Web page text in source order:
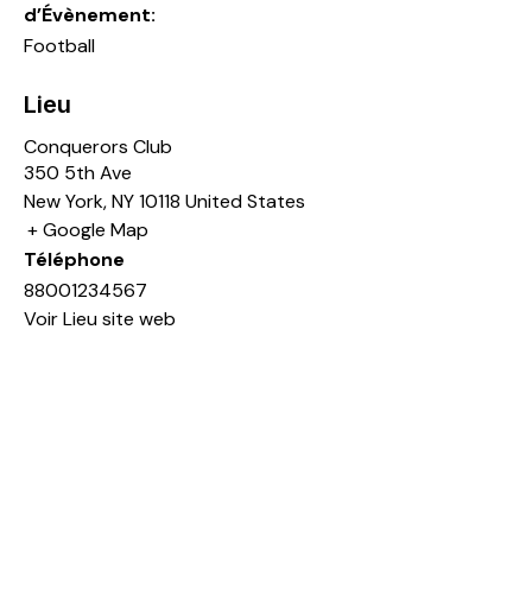
d’Évènement:
Football
Lieu
Conquerors Club
350 5th Ave
New York,NY10118 United States
+ Google Map
Téléphone
88001234567
Voir Lieu site web